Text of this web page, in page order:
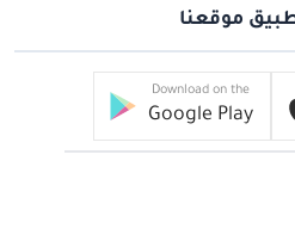
موقعنا
Download on the
Google Play